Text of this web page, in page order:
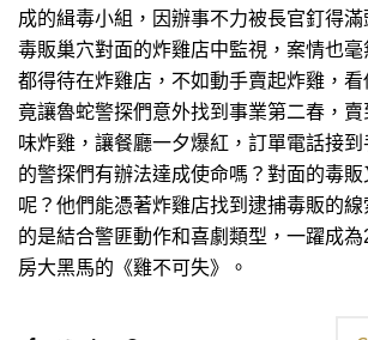
成的緝毒小組，因辦事不力被長官釘得
毒販巢穴對面的炸雞店中監視，案情也
都得待在炸雞店，不如動手賣起炸雞，看
竟讓魯蛇警探們意外找到事業第二春，
味炸雞，讓餐廳一夕爆紅，訂單電話接
的警探們有辦法達成使命嗎？對面的毒
呢？他們能憑著炸雞店找到逮捕毒販的
的是結合警匪動作和喜劇類型，一躍成
房大黑馬的《雞不可失》。